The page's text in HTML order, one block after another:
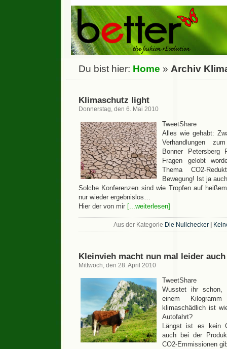
Du bist hier: Home » Archiv
Klimaschutz light
Donnerstag, den 6. Mai 2010
TweetShare
Alles wie gehabt:
Verhandlungen
Bonner Petersberg
Fragen gelobt
Thema CO2-
Bewegung! Ist ja
Solche Konferenzen sind wie Tropfen auf
nur wieder ergebnislos…
Hier der von mir [...weiterlesen]
Aus der Kategorie Die Nullchecker
Kleinvieh macht nun mal leider
Mittwoch, den 28. April 2010
TweetShare
Wusstet ihr schon,
einem
klimaschädlich ist
Autofahrt?
Längst ist es kein
auch bei der
CO2-Emmissionen